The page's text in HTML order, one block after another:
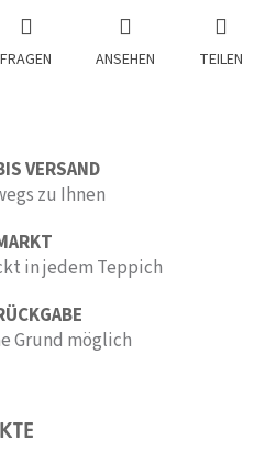
FRAGEN ANSEHEN TEILEN
VERSAND
zu Ihnen
in jedem Teppich
Grund möglich